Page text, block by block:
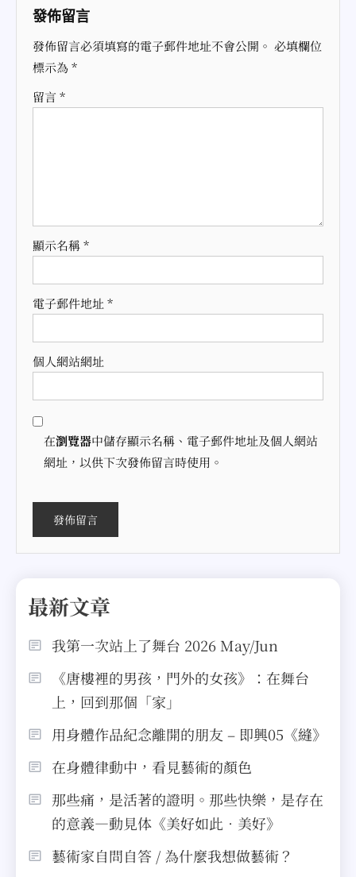
導
覽
發佈留言
發佈留言必須填寫的電子郵件地址不會公開。 必填欄位
標示為*
留言 *
顯示名稱*
電子郵件地址 *
個人網站網址
在瀏覽器中儲存顯示名稱、電子郵件地址及個人網站
網址，以供下次發佈留言時使用。
最新文章
我第一次站上了舞台 2026 May/Jun
《唐樓裡的男孩，門外的女孩》：在舞台
上，回到那個「家」
用身體作品紀念離開的朋友 – 即興05《縫》
在身體律動中，看見藝術的顏色
那些痛，是活著的證明。那些快樂，是存在
的意義—動見体《美好如此．美好》
藝術家自問自答 / 為什麼我想做藝術？